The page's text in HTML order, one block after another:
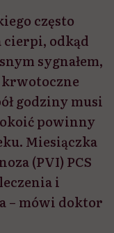
często
cierpi, odkąd
sygnałem,
krwotoczne
godziny musi
powinny
Miesiączka
(PVI) PCS
i
– mówi doktor